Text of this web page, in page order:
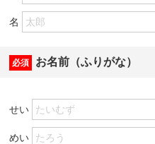
名
必須 お名前（ふりがな）
せい
めい